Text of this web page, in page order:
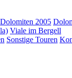
Dolomiten 2005
Viale im Bergell
Sonstige Touren